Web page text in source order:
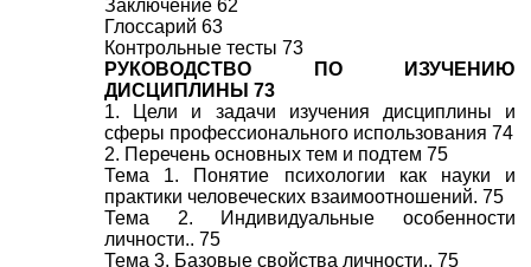
Заключение 62
Глоссарий 63
Контрольные тесты 73
РУКОВОДСТВО ПО ИЗУЧЕНИЮ
ДИСЦИПЛИНЫ 73
1. Цели и задачи изучения дисциплины и
сферы профессионального использования 74
2. Перечень основных тем и подтем 75
Тема 1. Понятие психологии как науки и
практики человеческих взаимоотношений. 75
Тема 2. Индивидуальные особенности
личности.. 75
Тема 3. Базовые свойства личности.. 75